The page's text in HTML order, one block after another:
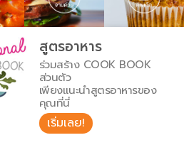
การตวง
มิ
กวัตถุดิบ
สูตรอาหาร
ร่วมสร้าง COOK BOOK
ส่วนตัว
เพียงแนะนำสูตรอาหารของ
คุณที่นี่
เริ่มเลย!